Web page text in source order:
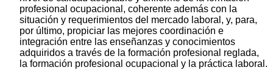
profesional ocupacional, coherente además con la
situación y requerimientos del mercado laboral, y, para,
por último, propiciar las mejores coordinación e
integración entre las enseñanzas y conocimientos
adquiridos a través de la formación profesional reglada,
la formación profesional ocupacional y la práctica laboral.